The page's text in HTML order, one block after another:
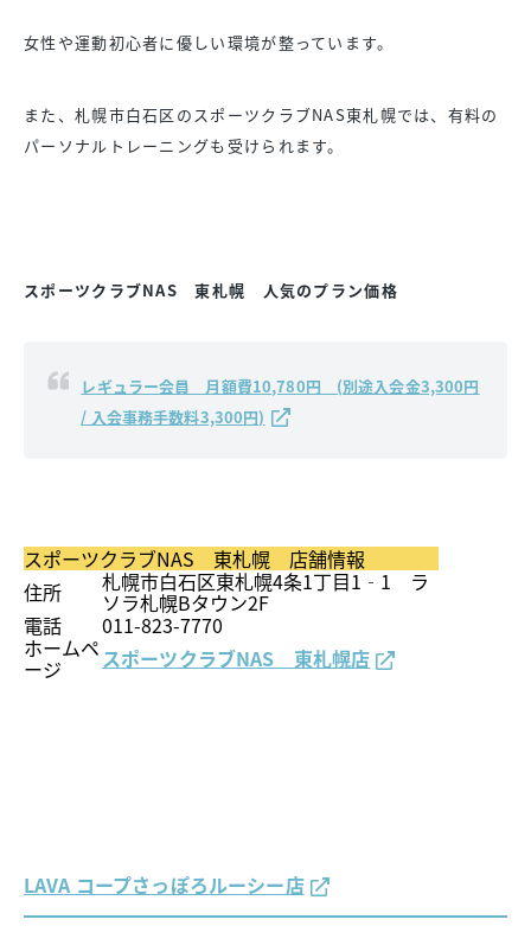
女性や運動初心者に優しい環境が整っています。
また、札幌市白石区のスポーツクラブNAS東札幌では、有料の
パーソナルトレーニングも受けられます。
スポーツクラブNAS 東札幌 人気のプラン価格
レギュラー会員 月額費10,780円 (別途入会金3,300円
/ 入会事務手数料3,300円)
スポーツクラブNAS 東札幌 店舗情報
住所
札幌市白石区東札幌4条1丁目1‐1 ラ
ソラ札幌Bタウン2F
電話 011-823-7770
ホームペ
ージ スポーツクラブNAS 東札幌店
LAVA コープさっぽろルーシー店